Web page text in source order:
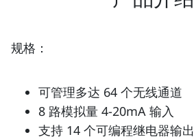
规格：
可管理多达 64 个无线通道
8 路模拟量 4-20mA 输入
支持 14 个可编程继电器输出